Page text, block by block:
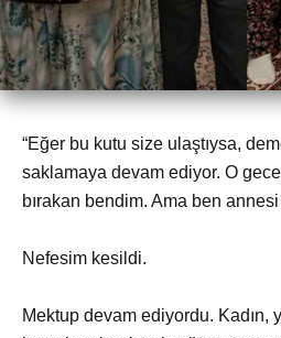
“Eğer bu kutu size ulaştıysa,
saklamaya devam ediyor. O gece
bırakan bendim. Ama ben
Nefesim kesildi.
Mektup devam ediyordu. Kadın,